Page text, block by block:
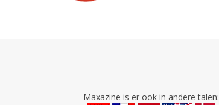
Maxazine is er ook in andere talen: